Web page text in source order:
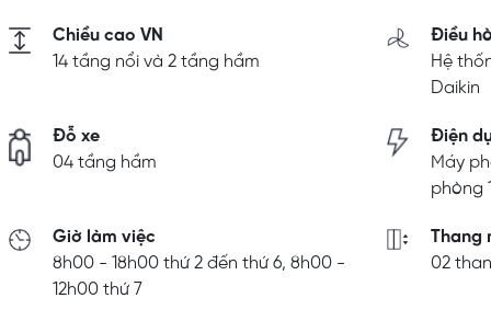
Chiều cao VN
14 tầng nổi và 2 tầng hầm
Điều
Hệ
Daikin
Đỗ xe
04 tầng hầm
Điện
Máy
phòng
Giờ làm việc
8h00 - 18h00 thứ 2 đến thứ 6, 8h00 -
12h00 thứ 7
Thang
02